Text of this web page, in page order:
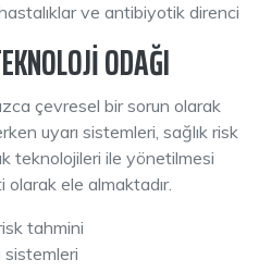
ve antibiyotik direnci
ODAĞI
çevresel bir sorun olarak
uyarı sistemleri, sağlık risk
teknolojileri ile yönetilmesi
olarak ele almaktadır.
tahmini
sistemleri